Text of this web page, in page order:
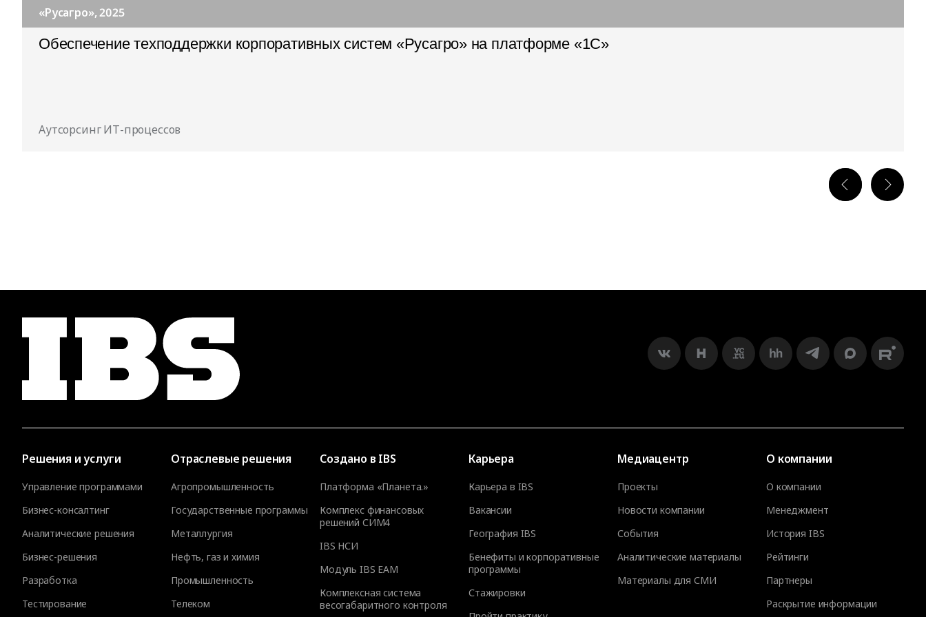
«Русагро», 2025
Обеспечение техподдержки корпоративных систем «Русагро» на платформе «1С»
Аутсорсинг ИТ-процессов
Решения и услуги
Управление программами
Бизнес-консалтинг
Аналитические решения
Бизнес-решения
Разработка
Тестирование
Отраслевые решения
Агропромышленность
Государственные программы
Металлургия
Нефть, газ и химия
Промышленность
Телеком
Создано в IBS
Платформа «Планета.»
Комплекс финансовых
решений СИМ4
IBS НСИ
Модуль IBS EAM
Комплексная система
весогабаритного контроля
Карьера
Карьера в IBS
Вакансии
География IBS
Бенефиты и корпоративные
программы
Стажировки
Медиацентр
Проекты
Новости компании
События
Аналитические материалы
Материалы для СМИ
О компании
О компании
Менеджмент
История IBS
Рейтинги
Партнеры
Раскрытие информации